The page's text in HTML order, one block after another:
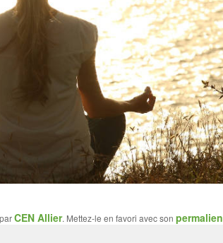
parCEN Allier. Mettez-le en favori avec sonpermalien